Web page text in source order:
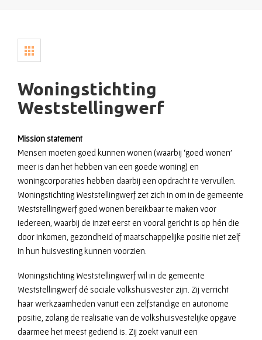
Woningstichting
Weststellingwerf
Mission statement
Mensen moeten goed kunnen wonen (waarbij ‘goed wonen’
meer is dan het hebben van een goede woning) en
woningcorporaties hebben daarbij een opdracht te vervullen.
Woningstichting Weststellingwerf zet zich in om in de gemeente
Weststellingwerf goed wonen bereikbaar te maken voor
iedereen, waarbij de inzet eerst en vooral gericht is op hén die
door inkomen, gezondheid of maatschappelijke positie niet zelf
in hun huisvesting kunnen voorzien.
Woningstichting Weststellingwerf wil in de gemeente
Weststellingwerf dé sociale volkshuisvester zijn. Zij verricht
haar werkzaamheden vanuit een zelfstandige en autonome
positie, zolang de realisatie van de volkshuisvestelijke opgave
daarmee het meest gediend is. Zij zoekt vanuit een